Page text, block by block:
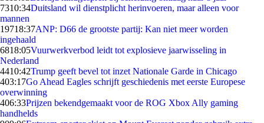
7310:34Duitsland wil dienstplicht herinvoeren, maar alleen voor
mannen
19718:37ANP: D66 de grootste partij: Kan niet meer worden
ingehaald
6818:05Vuurwerkverbod leidt tot explosieve jaarwisseling in
Nederland
4410:42Trump geeft bevel tot inzet Nationale Garde in Chicago
403:17Go Ahead Eagles schrijft geschiedenis met eerste Europese
overwinning
406:33Prijzen bekendgemaakt voor de ROG Xbox Ally gaming
handhelds